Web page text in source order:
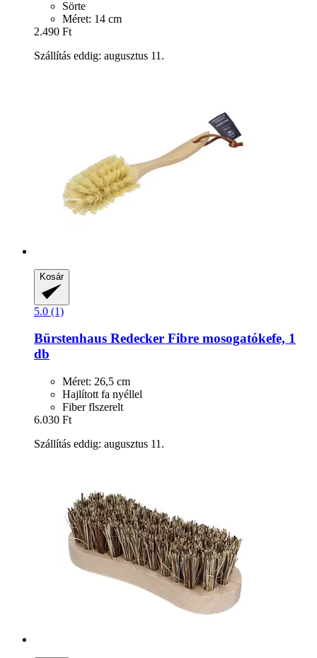
Sörte
Méret: 14 cm
2.490 Ft
Szállítás eddig: augusztus 11.
Kosár
5.0 (1)
Bürstenhaus Redecker Fibre mosogatókefe, 1
db
Méret: 26,5 cm
Hajlított fa nyéllel
Fiber flszerelt
6.030 Ft
Szállítás eddig: augusztus 11.